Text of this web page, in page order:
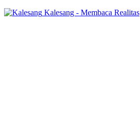
Kalesang - Membaca Realitas